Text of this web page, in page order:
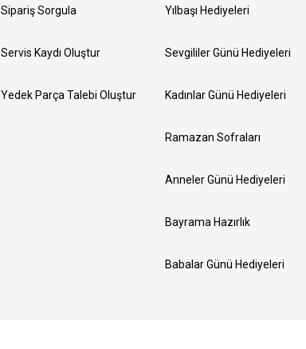
Sipariş Sorgula
Servis Kaydı Oluştur
Yedek Parça Talebi Oluştur
Yılbaşı Hediyeleri
Sevgililer Günü Hediyeleri
Kadınlar Günü Hediyeleri
Ramazan Sofraları
Anneler Günü Hediyeleri
Bayrama Hazırlık
Babalar Günü Hediyeleri